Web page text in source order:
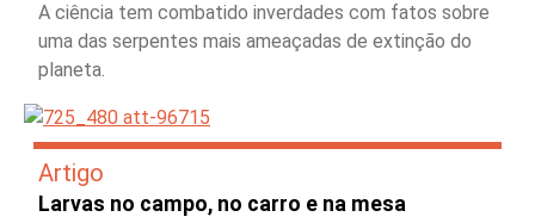
A ciência tem combatido inverdades com fatos sobre
uma das serpentes mais ameaçadas de extinção do
planeta.
Artigo
Larvas no campo, no carro e na mesa